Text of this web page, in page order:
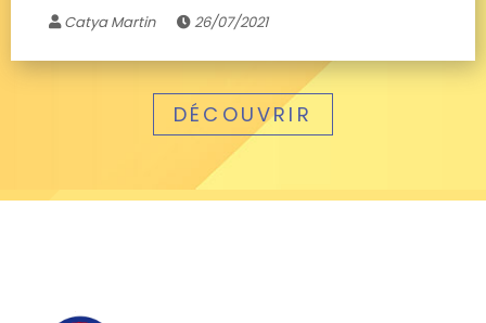
Catya Martin 26/07/2021
DÉCOUVRIR